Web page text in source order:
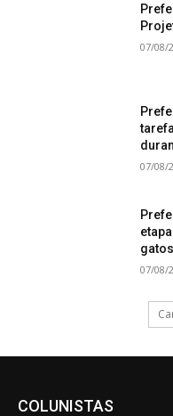
07/08/
07/08/
gatos
07/08/
COLUNISTAS